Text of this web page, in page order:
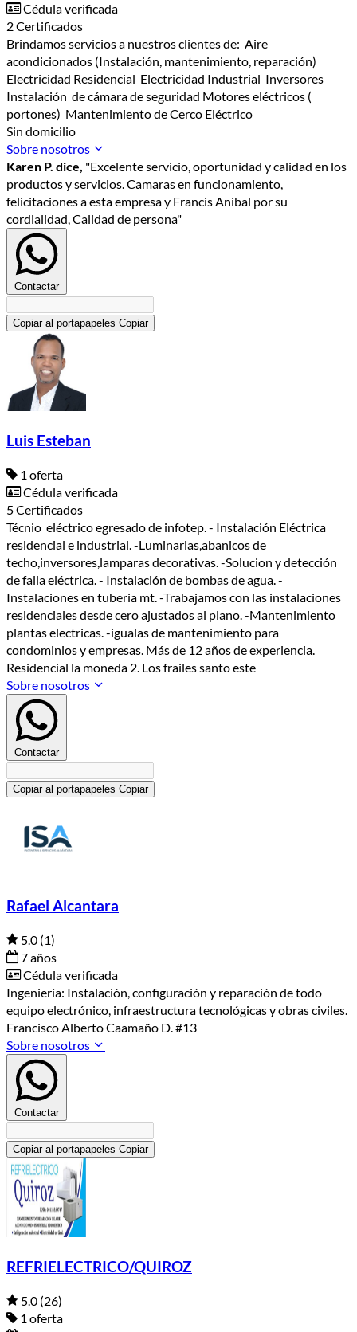
Cédula verificada
2 Certificados
Brindamos servicios a nuestros clientes de: Aire
acondicionados (Instalación, mantenimiento, reparación)
Electricidad Residencial Electricidad Industrial Inversores
Instalación de cámara de seguridad Motores eléctricos (
portones) Mantenimiento de Cerco Eléctrico
Sin domicilio
Sobre nosotros
Karen P. dice, "Excelente servicio, oportunidad y calidad en los
productos y servicios. Camaras en funcionamiento,
felicitaciones a esta empresa y Francis Anibal por su
cordialidad, Calidad de persona"
Contactar
Copiar al portapapeles Copiar
Luis Esteban
1 oferta
Cédula verificada
5 Certificados
Técnio eléctrico egresado de infotep. - Instalación Eléctrica
residencial e industrial. -Luminarias,abanicos de
techo,inversores,lamparas decorativas. -Solucion y detección
de falla eléctrica. - Instalación de bombas de agua. -
Instalaciones en tuberia mt. -Trabajamos con las instalaciones
residenciales desde cero ajustados al plano. -Mantenimiento
plantas electricas. -igualas de mantenimiento para
condominios y empresas. Más de 12 años de experiencia.
Residencial la moneda 2. Los frailes santo este
Sobre nosotros
Contactar
Copiar al portapapeles Copiar
Rafael Alcantara
5.0 (1)
7 años
Cédula verificada
Ingeniería: Instalación, configuración y reparación de todo
equipo electrónico, infraestructura tecnológicas y obras civiles.
Francisco Alberto Caamaño D. #13
Sobre nosotros
Contactar
Copiar al portapapeles Copiar
REFRIELECTRICO/QUIROZ
5.0 (26)
1 oferta